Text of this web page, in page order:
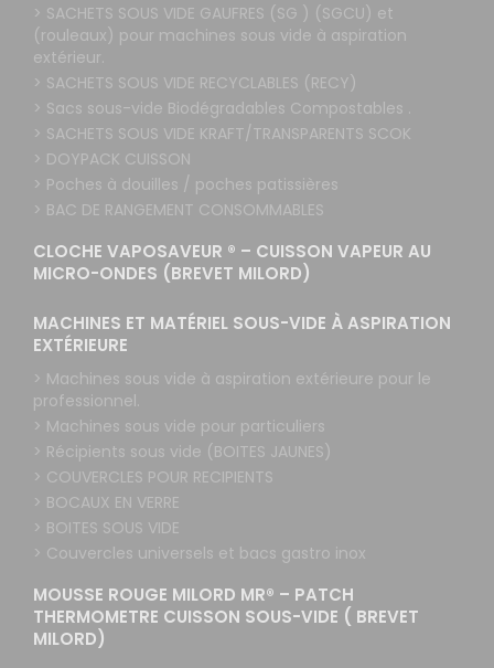
> SACHETS SOUS VIDE GAUFRES (SG ) (SGCU) et
(rouleaux) pour machines sous vide à aspiration
extérieur.
> SACHETS SOUS VIDE RECYCLABLES (RECY)
> Sacs sous-vide Biodégradables Compostables .
> SACHETS SOUS VIDE KRAFT/TRANSPARENTS SCOK
> DOYPACK CUISSON
> Poches à douilles / poches patissières
> BAC DE RANGEMENT CONSOMMABLES
CLOCHE VAPOSAVEUR ® – CUISSON VAPEUR AU
MICRO-ONDES (BREVET MILORD)
MACHINES ET MATÉRIEL SOUS-VIDE À ASPIRATION
EXTÉRIEURE
> Machines sous vide à aspiration extérieure pour le
professionnel.
> Machines sous vide pour particuliers
> Récipients sous vide (BOITES JAUNES)
> COUVERCLES POUR RECIPIENTS
> BOCAUX EN VERRE
> BOITES SOUS VIDE
> Couvercles universels et bacs gastro inox
MOUSSE ROUGE MILORD MR® – PATCH
THERMOMETRE CUISSON SOUS-VIDE ( BREVET
MILORD)